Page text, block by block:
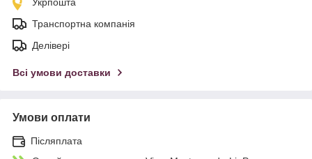
Транспортна компанія
Делівері
Всі умови доставки
Умови оплати
Післяплата